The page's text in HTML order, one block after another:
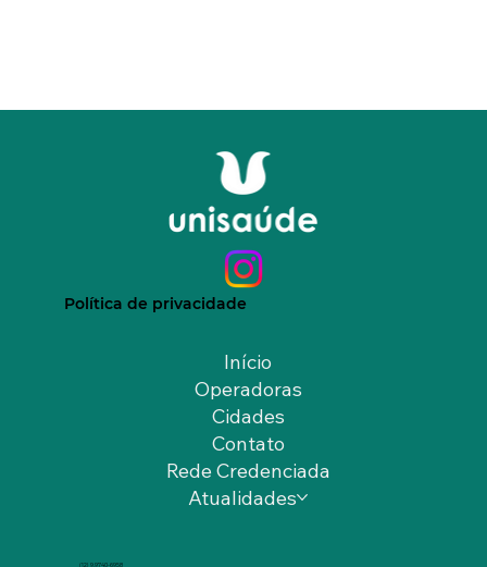
Política de privacidade
Início
Operadoras
Cidades
Contato
Rede Credenciada
Atualidades
(12) 9.9740-6958